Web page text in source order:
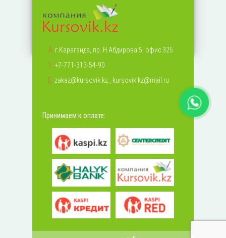
А: г.Караганда, пр. Н.Абдирова 5, офис 325
Т: +7-771-313-54-90
Е: zakaz@kursovik.kz , kursovik.kz@mail.ru
Принимаем к оплате: